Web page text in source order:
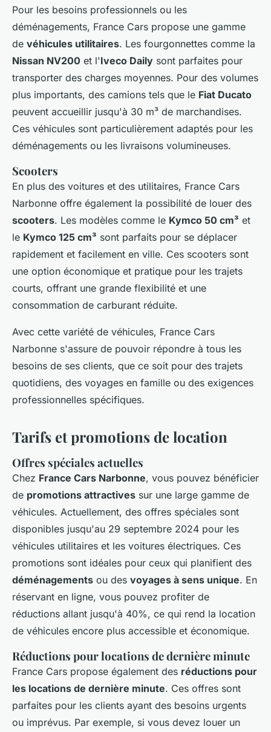
Pour les besoins professionnels ou les
déménagements, France Cars propose une gamme
de véhicules utilitaires. Les fourgonnettes comme la
Nissan NV200 et l'Iveco Daily sont parfaites pour
transporter des charges moyennes. Pour des volumes
plus importants, des camions tels que le Fiat Ducato
peuvent accueillir jusqu'à 30 m³ de marchandises.
Ces véhicules sont particulièrement adaptés pour les
déménagements ou les livraisons volumineuses.
Scooters
En plus des voitures et des utilitaires, France Cars
Narbonne offre également la possibilité de louer des
scooters. Les modèles comme le Kymco 50 cm³ et
le Kymco 125 cm³ sont parfaits pour se déplacer
rapidement et facilement en ville. Ces scooters sont
une option économique et pratique pour les trajets
courts, offrant une grande flexibilité et une
consommation de carburant réduite.
Avec cette variété de véhicules, France Cars
Narbonne s'assure de pouvoir répondre à tous les
besoins de ses clients, que ce soit pour des trajets
quotidiens, des voyages en famille ou des exigences
professionnelles spécifiques.
Tarifs et promotions de location
Offres spéciales actuelles
Chez France Cars Narbonne, vous pouvez bénéficier
de promotions attractives sur une large gamme de
véhicules. Actuellement, des offres spéciales sont
disponibles jusqu'au 29 septembre 2024 pour les
véhicules utilitaires et les voitures électriques. Ces
promotions sont idéales pour ceux qui planifient des
déménagements ou des voyages à sens unique. En
réservant en ligne, vous pouvez profiter de
réductions allant jusqu'à 40%, ce qui rend la location
de véhicules encore plus accessible et économique.
Réductions pour locations de dernière minute
France Cars propose également des réductions pour
les locations de dernière minute. Ces offres sont
parfaites pour les clients ayant des besoins urgents
ou imprévus. Par exemple, si vous devez louer un